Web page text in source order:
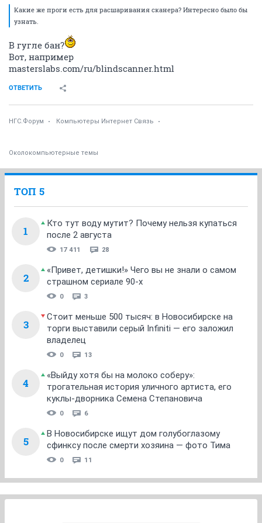
Какие же проги есть для расшаривания сканера? Интересно было бы
узнать.
В гугле бан?
Вот, например
masterslabs.com/ru/blindscanner.html
ОТВЕТИТЬ
НГС.Форум Компьютеры Интернет Связь
Околокомпьютерные темы
ТОП 5
1
Кто тут воду мутит? Почему нельзя купаться
после 2 августа
17 411 28
2
«Привет, детишки!» Чего вы не знали о самом
страшном сериале 90-х
0 3
3
Стоит меньше 500 тысяч: в Новосибирске на
торги выставили серый Infiniti — его заложил
владелец
0 13
4
«Выйду хотя бы на молоко соберу»:
трогательная история уличного артиста, его
куклы-дворника Семена Степановича
0 6
5
В Новосибирске ищут дом голубоглазому
сфинксу после смерти хозяина — фото Тима
0 11